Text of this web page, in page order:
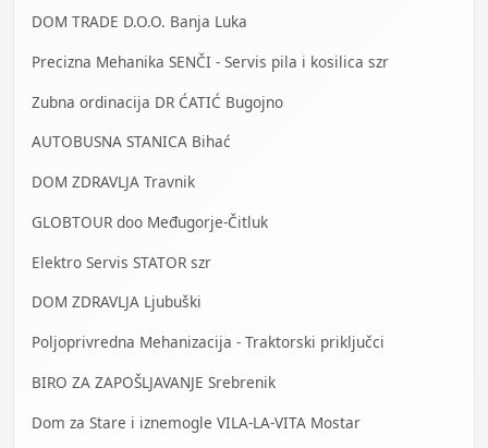
DOM TRADE D.O.O. Banja Luka
Precizna Mehanika SENČI - Servis pila i kosilica szr
Zubna ordinacija DR ĆATIĆ Bugojno
AUTOBUSNA STANICA Bihać
DOM ZDRAVLJA Travnik
GLOBTOUR doo Međugorje-Čitluk
Elektro Servis STATOR szr
DOM ZDRAVLJA Ljubuški
Poljoprivredna Mehanizacija - Traktorski priključci
BIRO ZA ZAPOŠLJAVANJE Srebrenik
Dom za Stare i iznemogle VILA-LA-VITA Mostar